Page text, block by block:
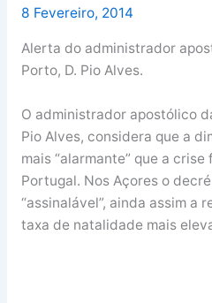
8 Fevereiro, 2014
Alerta do administrador
Porto, D. Pio Alves.
O administrador apostólico
Pio Alves, considera que a
mais “alarmante” que a
Portugal. Nos Açores o
“assinalável”, ainda assim a
taxa de natalidade mais